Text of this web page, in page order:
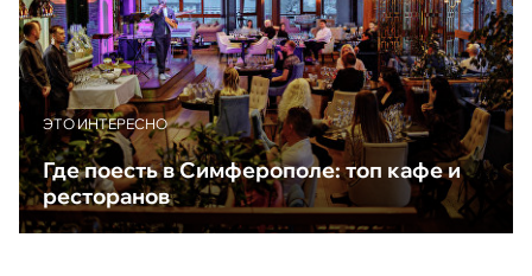
ЭТО ИНТЕРЕСНО
Где поесть в Симферополе: топ кафе и
ресторанов